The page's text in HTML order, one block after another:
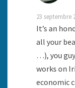
23 septembre
It’s an
all your
…), you
works on
economic